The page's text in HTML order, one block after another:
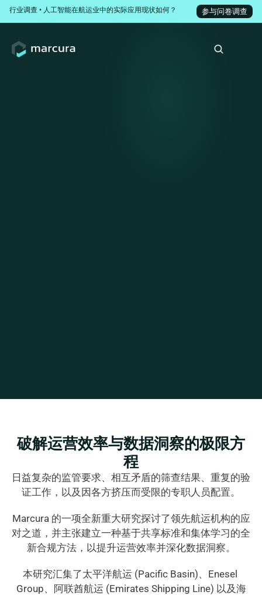
行业调查 • 人工智能在航运业中的实际应用现状如何？ 参与问卷调查
破解运营效率与数据洞察的极限方
程
日益复杂的监管要求、相互矛盾的筛查结果、重复的验
证工作，以及因各方挤压而受限的专职人员配置。
Marcura 的一项全新重大研究探讨了领先航运机构的应
对之道，并主张建立一种基于共享标准和集体学习的全
新合规方法，以提升运营效率并深化数据洞察。
本研究汇集了太平洋航运 (Pacific Basin)、Enesel
Group、阿联酋航运 (Emirates Shipping Line) 以及海